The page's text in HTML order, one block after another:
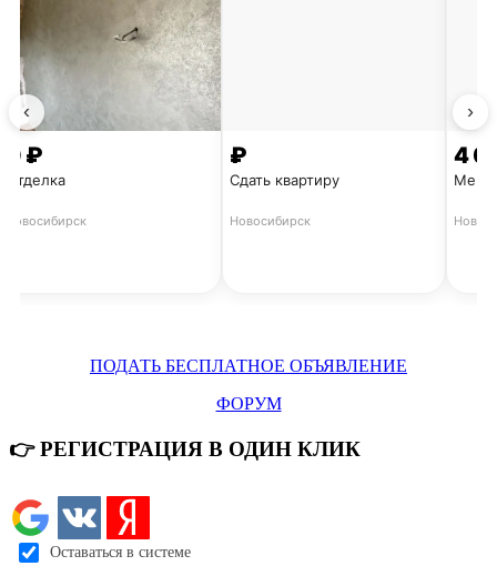
БОЛЬШОЙ ТРАФИК
БЫСТРАЯ
ВСЕ ОБЪЯВЛЕНИЯ
‹ ›
0 ₽
Отделка
Новосибирск
₽
Сдать квартиру
Новосибирск
4
ПОДАТЬ БЕСПЛАТНОЕ ОБЪЯВЛЕНИЕ
ФОРУМ
👉 РЕГИСТРАЦИЯ В ОДИН КЛИК
Оставаться в системе